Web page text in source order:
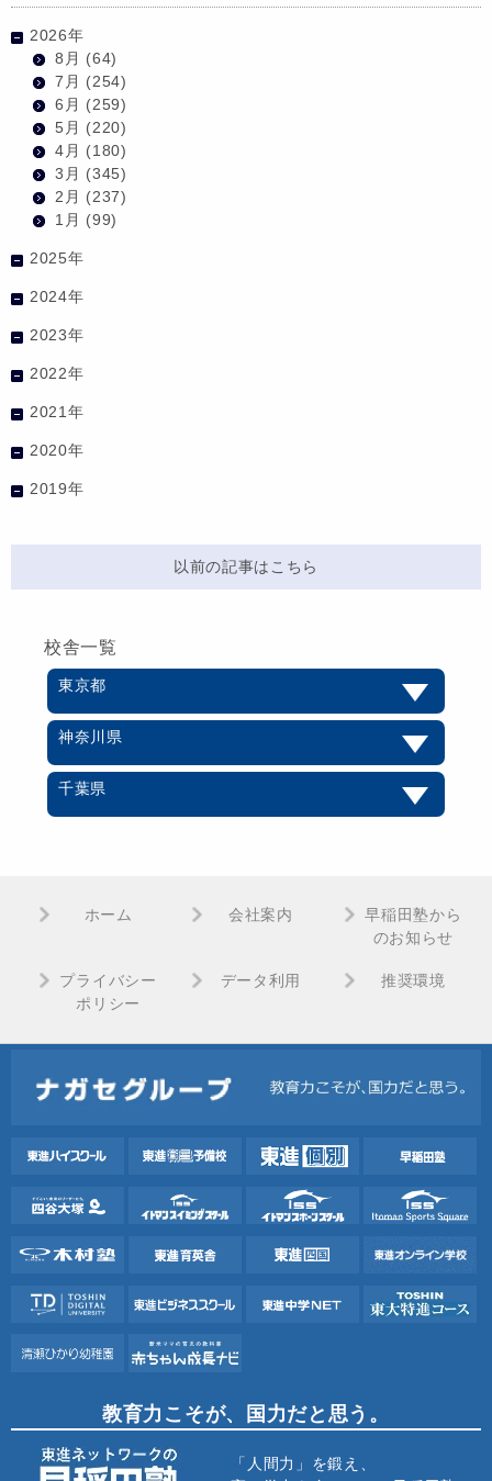
2026年
8月 (64)
7月 (254)
6月 (259)
5月 (220)
4月 (180)
3月 (345)
2月 (237)
1月 (99)
2025年
2024年
2023年
2022年
2021年
2020年
2019年
以前の記事はこちら
校舎一覧
東京都
神奈川県
千葉県
ホーム 会社案内
早稲田塾から
のお知らせ
プライバシー
ポリシー
データ利用 推奨環境
教育力こそが、国力だと思う。
「人間力」を鍛え、